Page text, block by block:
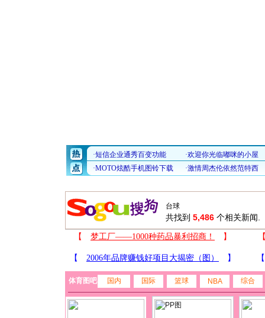
共找到 5,486 个相关新闻.
体育图吧 国内 国际 篮球 NBA 综合